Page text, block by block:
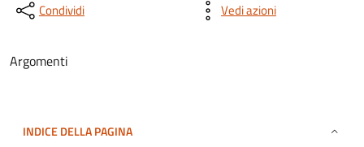
Condividi Vedi azioni
Argomenti
INDICE DELLA PAGINA